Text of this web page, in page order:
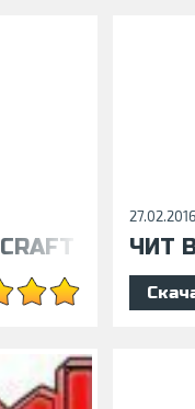
1.6.2
27.02.2016
ЧИТ